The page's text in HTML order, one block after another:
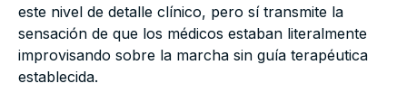
este nivel de detalle clínico, pero sí transmite la
sensación de que los médicos estaban literalmente
improvisando sobre la marcha sin guía terapéutica
establecida.